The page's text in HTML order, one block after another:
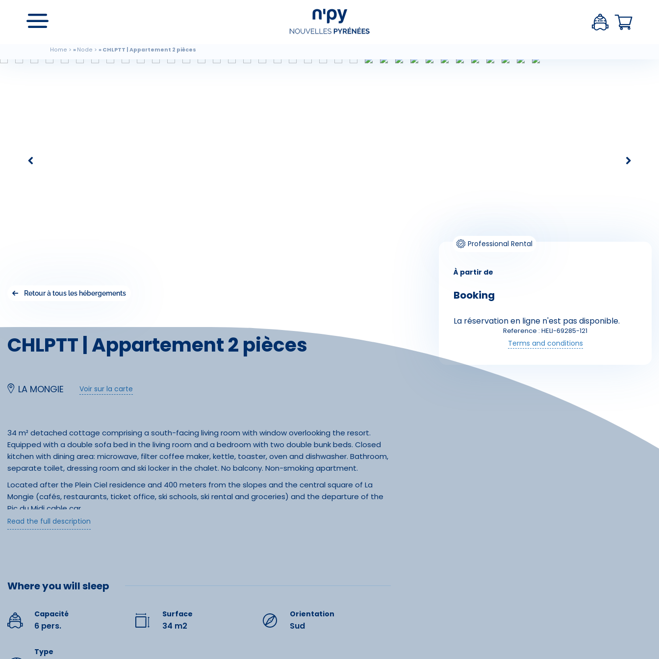
Home Node CHLPTT | Appartement 2 pièces
Choisissezvotre forfait
Skieurs
Retour à tous les hébergements
CHLPTT | Appartement 2 pièces
LA MONGIE Voir sur la carte
34 m² detached cottage comprising a south-facing living room with window overlooking the resort.
Equipped with a double sofa bed in the living room and a bedroom with two double bunk beds. Closed
kitchen with dining area: microwave, filter coffee maker, kettle, toaster, oven and dishwasher. Bathroom,
separate toilet, dressing room and ski locker in the chalet. No balcony. Non-smoking apartment.
Located after the Plein Ciel residence and 400 meters from the slopes and the central square of La
Mongie (cafés, restaurants, ticket office, ski schools, ski rental and groceries) and the departure of the
Pic du Midi cable car.
At an altitude of 1800 meters, La Mongie is one of the two resorts that make up the Grand Tourmalet ski
Euro per credit card imprint.
Read the full description
Where you will sleep
Capacité
6 pers.
Surface
34 m2
Orientation
Sud
Type
Professional Rental
À partir de
Booking
La réservation en ligne n'est pas disponible.
Reference : HELI-69285-121
Terms and conditions